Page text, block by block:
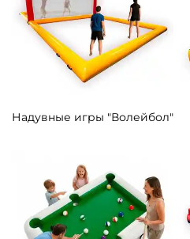
Надувные игры "Волейбол"